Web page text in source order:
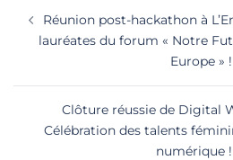
d’article
Réunion post-hackathon à
lauréates du forum « Notre
Europe » !
Clôture réussie de Digital
Célébration des talents
numérique !